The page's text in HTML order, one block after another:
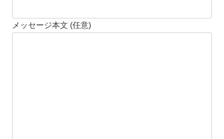
メッセージ本文 (任意)